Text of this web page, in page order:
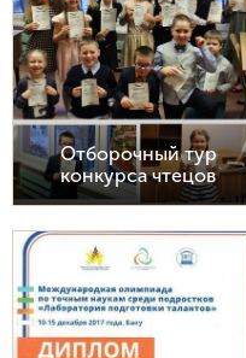
Отборочный тур
конкурса чтецов